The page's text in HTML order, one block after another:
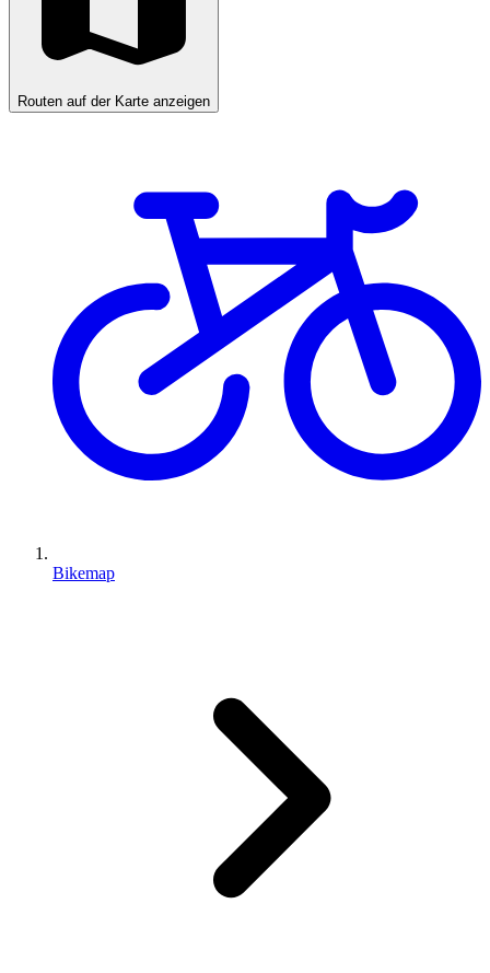
Routen auf der Karte anzeigen
Bikemap